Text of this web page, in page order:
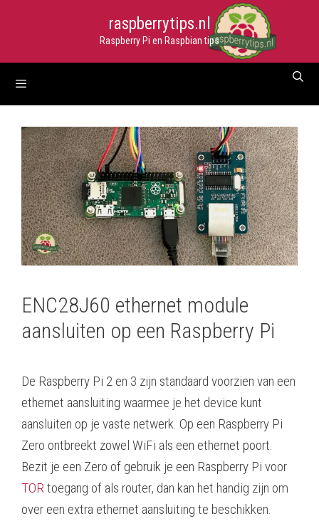
raspberrytips.nl
Raspberry Pi en Raspbian tips
ENC28J60 ethernet module
aansluiten op een Raspberry Pi
De Raspberry Pi 2 en 3 zijn standaard voorzien van een
ethernet aansluiting waarmee je het device kunt
aansluiten op je vaste netwerk. Op een Raspberry Pi
Zero ontbreekt zowel WiFi als een ethernet poort.
Bezit je een Zero of gebruik je een Raspberry Pi voor
TORtoegang of als router, dan kan het handig zijn om
over een extra ethernet aansluiting te beschikken.